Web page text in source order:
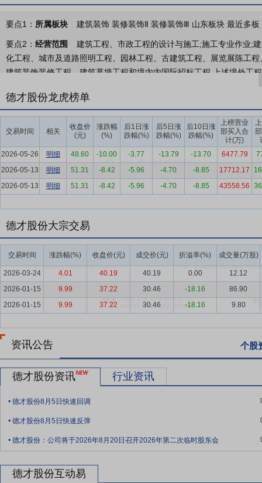
要点1： 所属板块 建筑装饰 装修装饰Ⅱ 装修装饰Ⅲ 山东板块 最近多
要点2： 经营范围
建筑工程、市政工程的设计与施工;施工专业作业;
化工程、城市及道路照明工程、园林工程、古建筑工程、展览展陈工
建筑装饰装修工程、建筑幕墙工程和境内内国际招标工程,上述境外工
程设计;金属门窗工程施工;文物保护工程设计;建筑智能化系统设计;国
公司装饰装修业务包括内装装饰工程、幕墙
房屋建筑工程业务
公司主要承接各类房屋建筑及其附属设
级等资质。
要点5：市政工程业务
公司主要承接在城市区、镇（乡）规划建设
桥梁、附属等市政工程、景观园林工程施工等。公司具有市政公用工
要点6：设计业务
公司控股子公司中房设计院于2023年12月成功在“
务，专注于为客户提供建筑空间设计的一体化综合性解决方案。中房
其中，奇想无限主营业务为AI漫剧生产和AI智能体研发及推广，德芯
要点8：建筑行业
据中国建筑业协会数据，2025年，受房地产市场
5.43%，为近年首次出现负增长；新签合同额达31.53万亿元，同比
订单规模持续走低；下半年随着超长期特别国债、专项债集中投放，
要点9： 人工智能行业
和产业变革的重要驱动力，是推动我国科技跨越发展、产业优化升级
行动的意见》，首次将“人工智能+”提升至国家战略高度；2026年，“
府工作报告首次明确提出“打造智能经济新形态”。从顶层设计到全面
要点10：品牌和资质优势
公司自成立以来一直注重企业品牌和形象
家优质工程奖”“中国建筑工程装饰奖”等。公司还多次荣获中国建筑
要点11：全产业链优势
德才股份龙虎榜单
交易时间 相关
收盘价
(元)
涨跌幅
(%)
后1日涨
跌幅(%)
后5日涨
跌幅(%)
后10日涨
跌幅(%)
上榜营业
部买入合
计(万)
2026-05-26
明细 48.60 -10.00 -3.77 -13.79 -13.70 6477.79
2026-05-13
明细 51.31 -8.42 -5.96 -4.70 -8.85 17712.17
2026-05-13
明细 51.31 -8.42 -5.96 -4.70 -8.85 43558.56
德才股份大宗交易
交易时间 涨跌幅(%) 收盘价(元) 成交价(元) 折溢率(%) 成交量(万股)
2026-03-24 4.01 40.19 40.19 0.00
12.12
2026-01-15
9.99 37.22 30.46 -18.16
86.90
2026-01-15
9.99 37.22 30.46 -18.16 9.80
资讯公告 个股
德才股份资讯 行业资讯
. 德才股份8月5日快速回调
. 德才股份8月5日快速反弹
. 德才股份：公司将于2026年8月20日召开2026年第二次临时股东会
德才股份互动易